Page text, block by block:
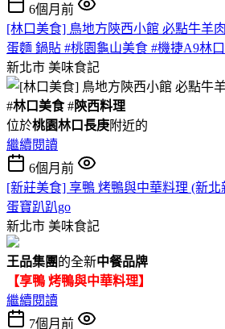
6個月前
[林口美食] 鳥地方陝西小館 必點牛羊
蛋麵 鍋貼 #桃園龜山美食 #機捷A9林
新北市 美味食記
#林口美食#陝西料理
位於桃園林口長庚附近的
繼續閱讀
6個月前
[新莊美食] 享鴨 烤鴨與中華料理 (新北
蛋寶趴趴go
新北市 美味食記
王品集團的全新中餐品牌
【享鴨 烤鴨與中華料理】
繼續閱讀
7個月前